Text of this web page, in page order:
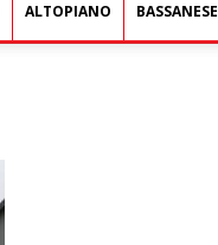
ALTOPIANO BASSANESE